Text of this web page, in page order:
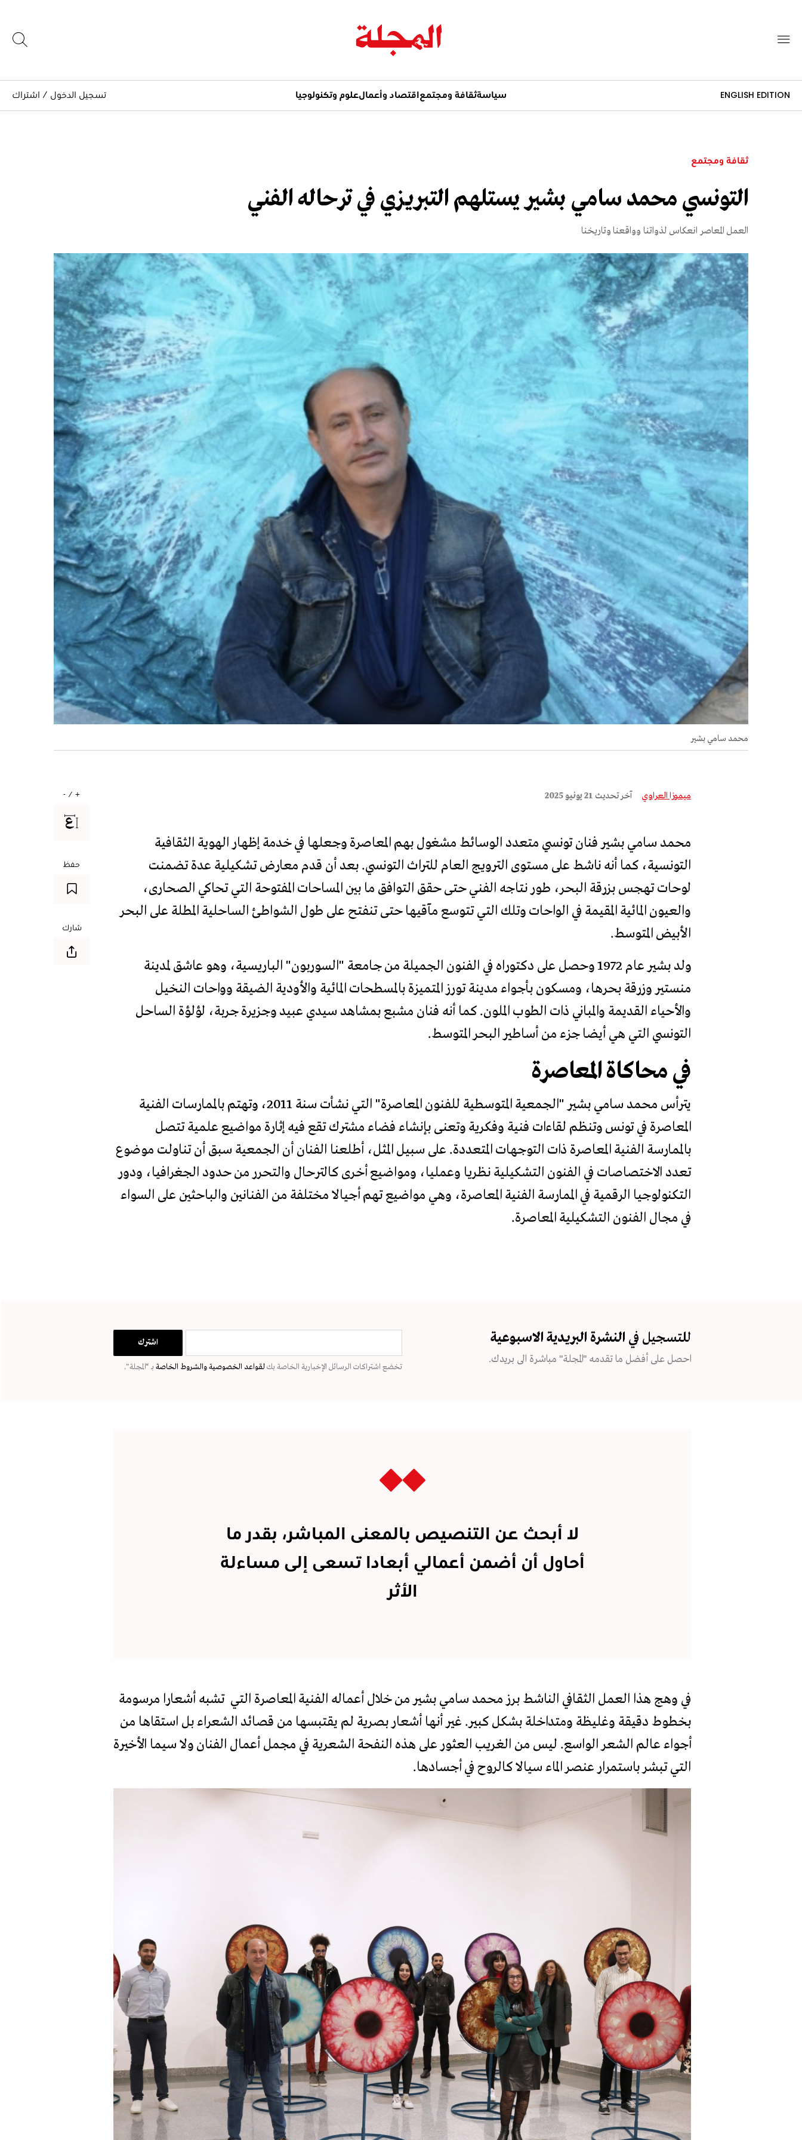
ENGLISH EDITION سياسةثقافة ومجتمع اقتصاد وأعمالعلوم وتكنولوجيا تسجيل الدخول / اشتراك
ثقافة ومجتمع
التونسي محمد سامي بشير يستلهم التبريزي في ترحاله الفني
العمل المعاصر انعكاس لذواتنا وواقعنا وتاريخنا
محمد سامي بشير
ميموزا العراوي آخر تحديث 21 يونيو 2025
محمد سامي بشير فنان تونسي متعدد الوسائط مشغول بهم المعاصرة وجعلها في خدمة إظهار الهوية الثقافية
التونسية، كما أنه ناشط على مستوى الترويج العام للتراث التونسي. بعد أن قدم معارض تشكيلية عدة تضمنت
لوحات تهجس بزرقة البحر، طور نتاجه الفني حتى حقق التوافق ما بين المساحات المفتوحة التي تحاكي الصحارى،
والعيون المائية المقيمة في الواحات وتلك التي تتوسع مآقيها حتى تنفتح على طول الشواطئ الساحلية المطلة على البحر
الأبيض المتوسط.
ولد بشير عام 1972 وحصل على دكتوراه في الفنون الجميلة من جامعة "السوربون" الباريسية، وهو عاشق لمدينة
منستير وزرقة بحرها، ومسكون بأجواء مدينة تورز المتميزة بالمسطحات المائية والأودية الضيقة وواحات النخيل
والأحياء القديمة والمباني ذات الطوب الملون. كما أنه فنان مشبع بمشاهد سيدي عبيد وجزيرة جربة، لؤلؤة الساحل
التونسي التي هي أيضا جزء من أساطير البحر المتوسط.
في محاكاة المعاصرة
يترأس محمد سامي بشير "الجمعية المتوسطية للفنون المعاصرة" التي نشأت سنة 2011، وتهتم بالممارسات الفنية
المعاصرة في تونس وتنظم لقاءات فنية وفكرية وتعنى بإنشاء فضاء مشترك تقع فيه إثارة مواضيع علمية تتصل
بالممارسة الفنية المعاصرة ذات التوجهات المتعددة. على سبيل المثل، أطلعنا الفنان أن الجمعية سبق أن تناولت موضوع
تعدد الاختصاصات في الفنون التشكيلية نظريا وعمليا، ومواضيع أخرى كالترحال والتحرر من حدود الجغرافيا، ودور
التكنولوجيا الرقمية في الممارسة الفنية المعاصرة، وهي مواضيع تهم أجيالا مختلفة من الفنانين والباحثين على السواء
في مجال الفنون التشكيلية المعاصرة.
للتسجيل في النشرة البريدية الاسبوعية
احصل على أفضل ما تقدمه "المجلة" مباشرة الى بريدك.
تخضع اشتراكات الرسائل الإخبارية الخاصة بكلقواعد الخصوصيةوالشروط الخاصة بـ “المجلة".
لا أبحث عن التنصيص بالمعنى المباشر، بقدر ما
أحاول أن أضمن أعمالي أبعادا تسعى إلى مساءلة
الأثر
في وهج هذا العمل الثقافي الناشط برز محمد سامي بشير من خلال أعماله الفنية المعاصرة التي تشبه أشعارا مرسومة
بخطوط دقيقة وغليظة ومتداخلة بشكل كبير. غير أنها أشعار بصرية لم يقتبسها من قصائد الشعراء بل استقاها من
أجواء عالم الشعر الواسع. ليس من الغريب العثور على هذه النفحة الشعرية في مجمل أعمال الفنان ولا سيما الأخيرة
التي تبشر باستمرار عنصر الماء سيالا كالروح في أجسادها.
+ / -
حفظ
شارك